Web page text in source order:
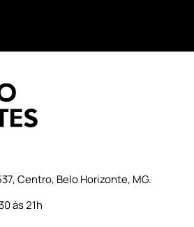
Centro, Belo Horizonte, MG.
às 21h